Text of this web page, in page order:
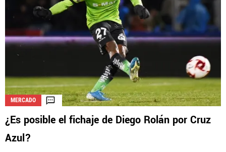
MERCADO
¿Es posible el fichaje de Diego Rolán por Cruz
Azul?